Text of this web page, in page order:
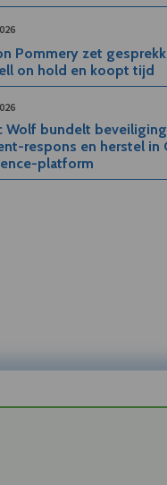
Pommery zet
on hold en koopt tijd
Wolf bundelt
respons en herstel in
platform